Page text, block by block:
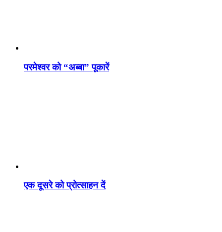
परमेश्वर को “अब्बा” पूकारें
एक दूसरे को प्रोत्साहन दें